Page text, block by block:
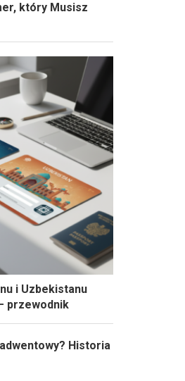
który Musisz
i Uzbekistanu
przewodnik
Historia